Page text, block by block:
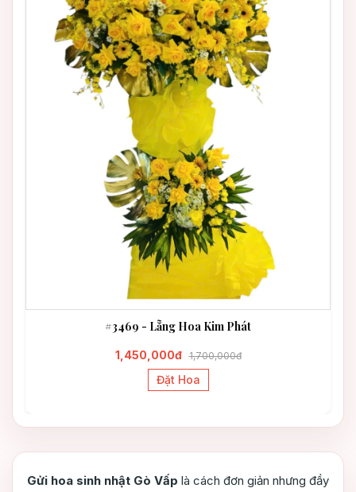
#3469 - Lẵng Hoa Kim Phát
1,450,000đ 1,700,000đ
Đặt Hoa
Gửi hoa sinh nhật Gò Vấp là cách đơn giản nhưng đầy